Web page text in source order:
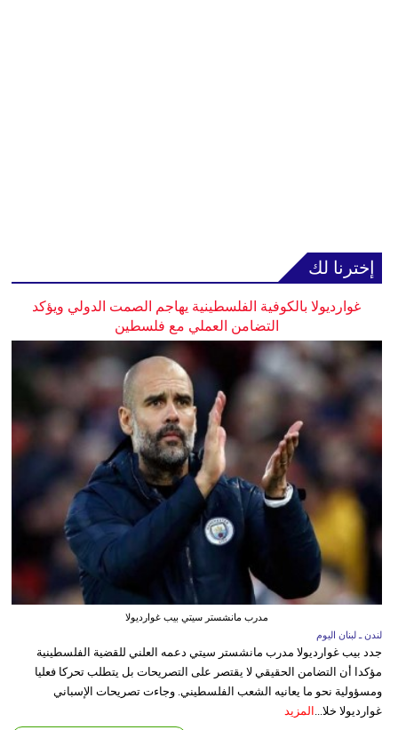
إخترنا لك
غوارديولا بالكوفية الفلسطينية يهاجم الصمت الدولي ويؤكد
التضامن العملي مع فلسطين
مدرب مانشستر سيتي بيب غوارديولا
لندن ـ لبنان اليوم
جدد بيب غوارديولا مدرب مانشستر سيتي دعمه العلني للقضية الفلسطينية
مؤكدا أن التضامن الحقيقي لا يقتصر على التصريحات بل يتطلب تحركا فعليا
ومسؤولية نحو ما يعانيه الشعب الفلسطيني. وجاءت تصريحات الإسباني
غوارديولا خلا... المزيد